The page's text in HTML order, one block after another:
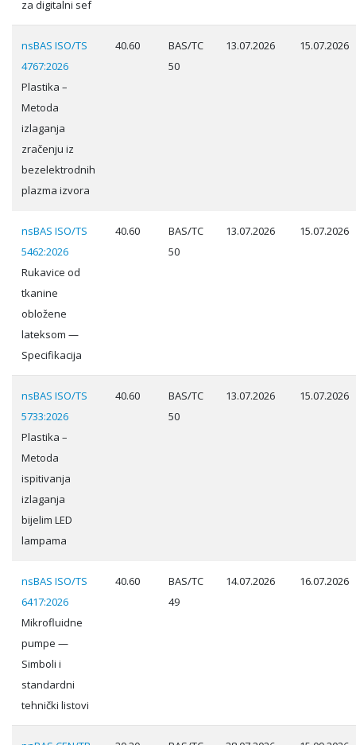
za digitalni sef
nsBAS ISO/TS
4767:2026
Plastika –
Metoda
izlaganja
zračenju iz
bezelektrodnih
plazma izvora
40.60
BAS/TC
50
13.07.2026 15.07.2026
nsBAS ISO/TS
5462:2026
Rukavice od
tkanine
obložene
lateksom —
Specifikacija
40.60
BAS/TC
50
13.07.2026 15.07.2026
nsBAS ISO/TS
5733:2026
Plastika –
Metoda
ispitivanja
izlaganja
bijelim LED
lampama
40.60
BAS/TC
50
13.07.2026 15.07.2026
nsBAS ISO/TS
6417:2026
Mikrofluidne
pumpe —
Simboli i
standardni
tehnički listovi
40.60
BAS/TC
49
14.07.2026 16.07.2026